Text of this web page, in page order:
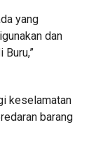
yang
dan
keselamatan
barang